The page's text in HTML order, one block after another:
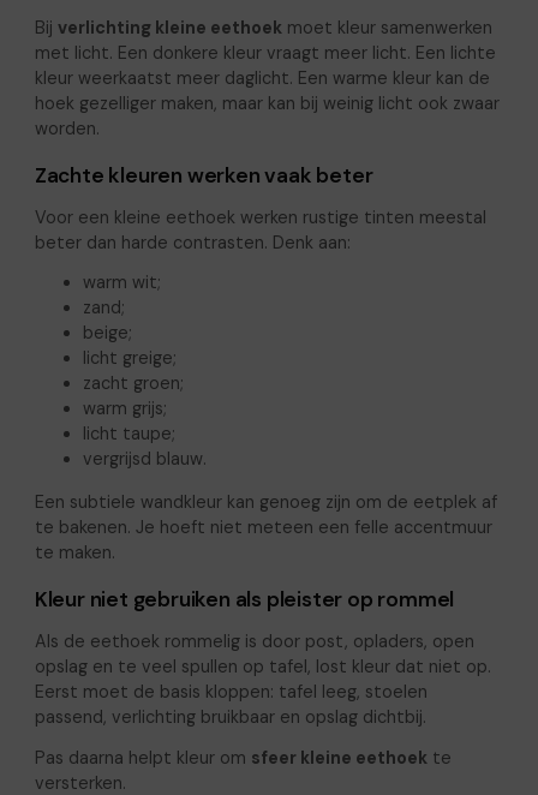
Bij verlichting kleine eethoekmoet kleur samenwerken
met licht. Een donkere kleur vraagt meer licht. Een lichte
kleur weerkaatst meer daglicht. Een warme kleur kan de
hoek gezelliger maken, maar kan bij weinig licht ook zwaar
worden.
Zachte kleuren werken vaak beter
Voor een kleine eethoek werken rustige tinten meestal
beter dan harde contrasten. Denk aan:
warm wit;
zand;
beige;
licht greige;
zacht groen;
warm grijs;
licht taupe;
vergrijsd blauw.
Een subtiele wandkleur kan genoeg zijn om de eetplek af
te bakenen. Je hoeft niet meteen een felle accentmuur
te maken.
Kleur niet gebruiken als pleister op rommel
Als de eethoek rommelig is door post, opladers, open
opslag en te veel spullen op tafel, lost kleur dat niet op.
Eerst moet de basis kloppen: tafel leeg, stoelen
passend, verlichting bruikbaar en opslag dichtbij.
Pas daarna helpt kleur om sfeer kleine eethoekte
versterken.